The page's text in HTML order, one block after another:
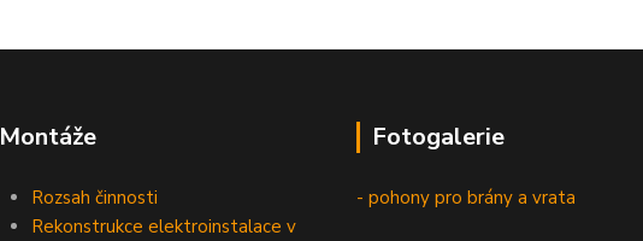
Montáže
Rozsah činnosti
Rekonstrukce elektroinstalace v
Fotogalerie
- pohony pro brány a vrata